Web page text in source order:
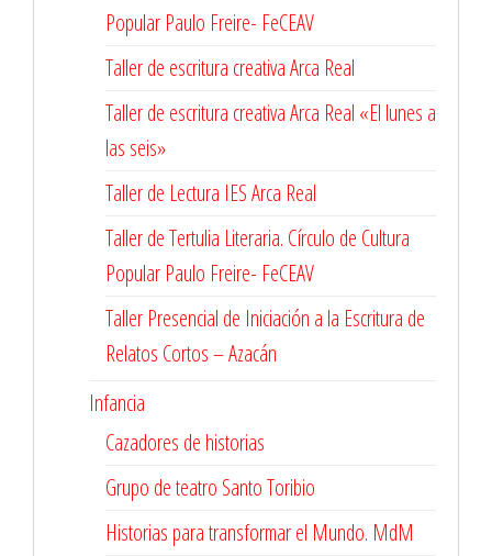
Popular Paulo Freire- FeCEAV
Taller de escritura creativa Arca Real
Taller de escritura creativa Arca Real «El lunes a
las seis»
Taller de Lectura IES Arca Real
Taller de Tertulia Literaria. Círculo de Cultura
Popular Paulo Freire- FeCEAV
Taller Presencial de Iniciación a la Escritura de
Relatos Cortos – Azacán
Infancia
Cazadores de historias
Grupo de teatro Santo Toribio
Historias para transformar el Mundo. MdM